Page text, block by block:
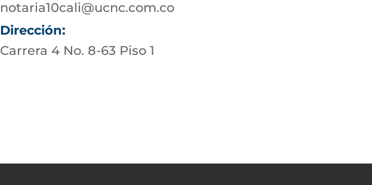
notaria10cali@ucnc.com.co
Dirección:
Carrera 4 No. 8-63 Piso 1